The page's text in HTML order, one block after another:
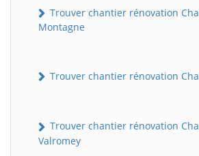
Trouver chantier rénovation
Montagne
Trouver chantier rénovation
Trouver chantier rénovation
Valromey